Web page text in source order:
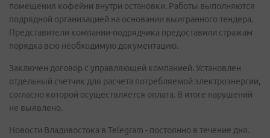
помещения кофейни внутри остановки. Работы выполняются
подрядной организацией на основании выигранного тендера.
Представители компании-подрядчика предоставили стражам
порядка всю необходимую документацию.
Заключен договор с управляющей компанией. Установлен
отдельный счетчик для расчета потребляемой электроэнергии,
согласно которой осуществляется оплата. В итоге нарушений
не выявлено.
Новости Владивостока в Telegram - постоянно в течение дня.